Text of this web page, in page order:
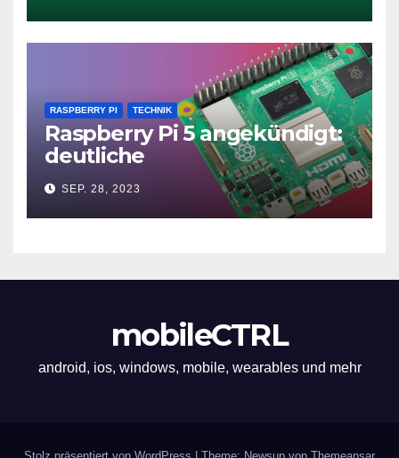
RASPBERRY PI TECHNIK
Raspberry Pi 5 angekündigt:
deutliche
Leistungssteigerung und bis
zu 2x 4K60
SEP. 28, 2023
mobileCTRL
android, ios, windows, mobile, wearables und mehr